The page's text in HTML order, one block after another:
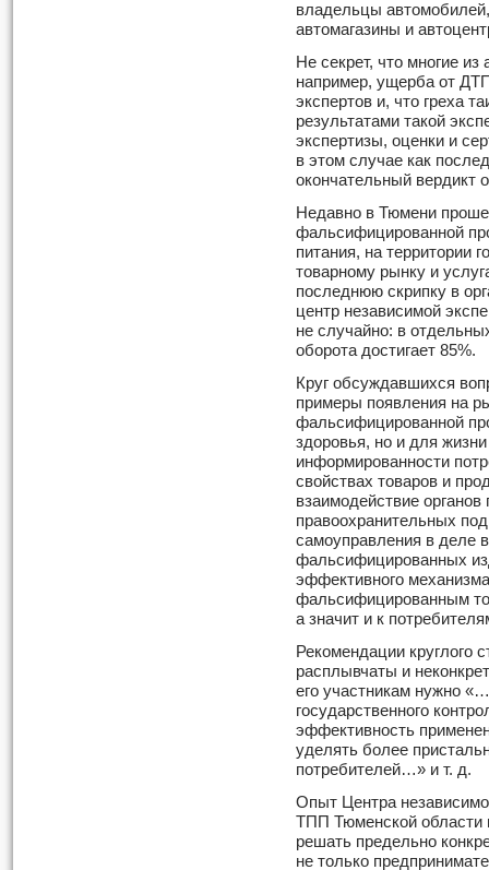
владельцы
автомагазины и
Не секрет, что многие
например, ущерба от
экспертов и, что греха
результатами такой
экспертизы, оценки и
в этом случае как
окончательный вердикт
Недавно в Тюмени
фальсифицированной
питания, на территории
товарному рынку и
последнюю скрипку в
центр независимой
не случайно: в
оборота достигает 85%.
Круг обсуждавшихся
примеры появления на
фальсифицированной
здоровья, но и для
информированности
свойствах товаров и
взаимодействие органов
правоохранительных
самоуправления в деле
фальсифицированных
эффективного
фальсифицированным
а значит и к
Рекомендации круглого
расплывчаты и
его участникам нужно
государственного
эффективность
уделять более
потребителей…» и т. д.
Опыт Центра
ТПП Тюменской области
решать предельно
не только